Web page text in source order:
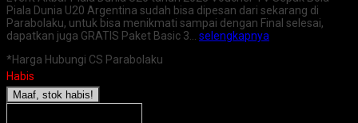
Piala Dunia U20 Argentina sudah bisa dipesan dari sekarang di
Parabolaku, untuk bisa menikmati sampai dengan Final selesai,
dapatkan juga GRATIS Paket Basic 3… selengkapnya
*Harga Hubungi CS Parabolaku
Habis
Maaf, stok habis!